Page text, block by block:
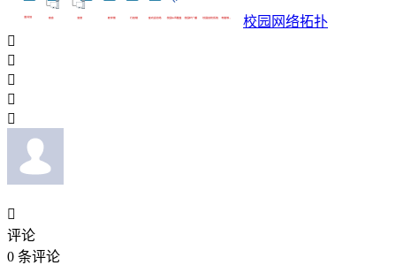
校园网络拓扑






评论
0 条评论